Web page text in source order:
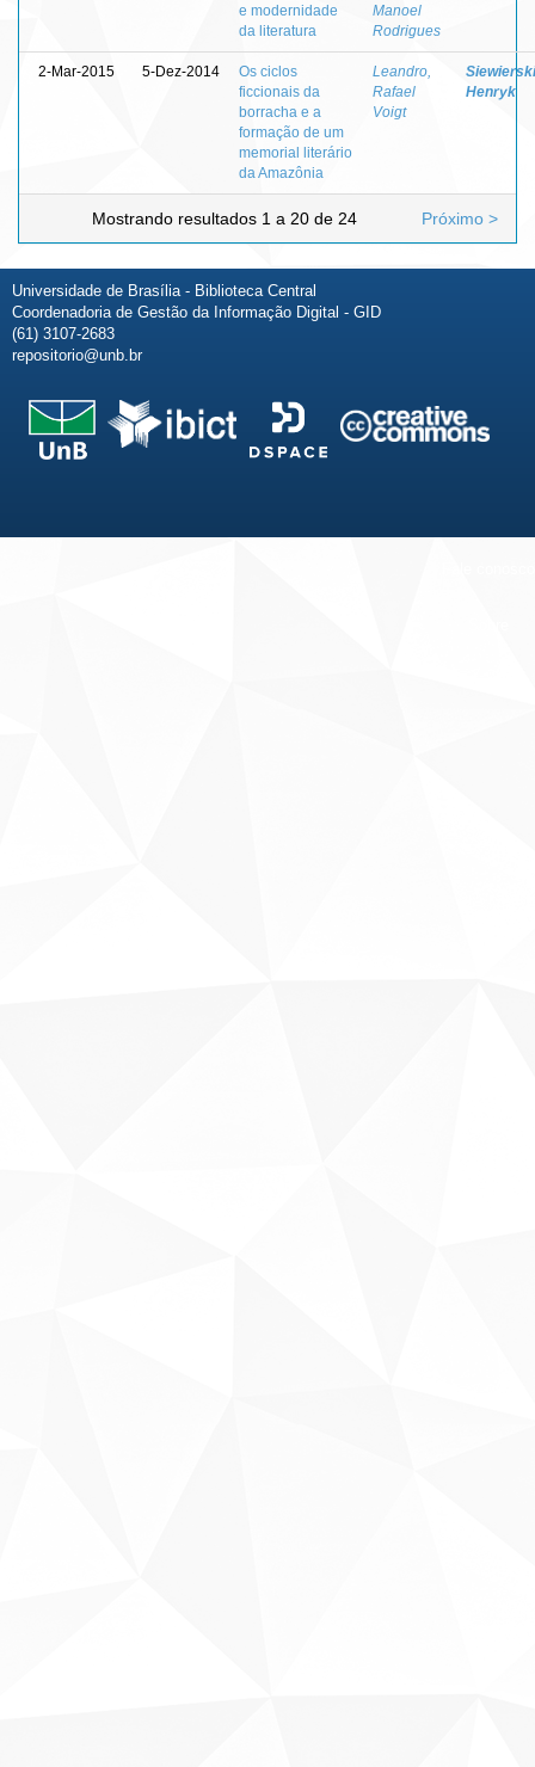
e modernidade
da literatura
Manoel
Rodrigues
2-Mar-2015 5-Dez-2014
Os ciclos
ficcionais da
borracha e a
formação de um
memorial literário
da Amazônia
Leandro,
Rafael
Voigt
Henryk
Mostrando resultados 1 a 20 de 24 Próximo >
Universidade de Brasília - Biblioteca Central
Coordenadoria de Gestão da Informação Digital - GID
(61) 3107-2683
repositorio@unb.br